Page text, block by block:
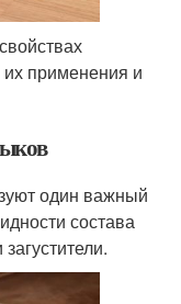
их применения и
один важный
состава